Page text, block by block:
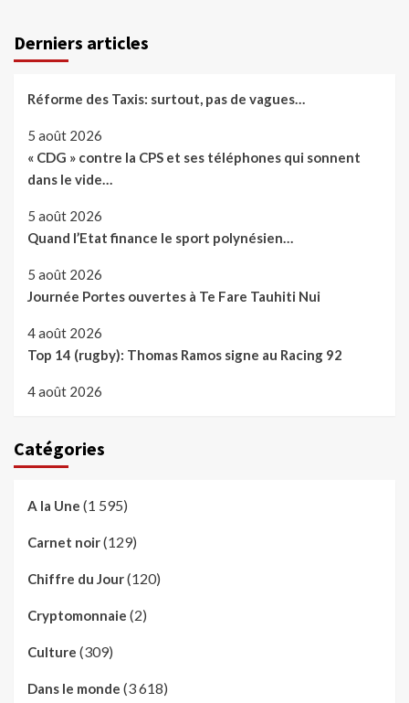
Derniers articles
Réforme des Taxis: surtout, pas de vagues…
5 août 2026
« CDG » contre la CPS et ses téléphones qui sonnent
dans le vide…
5 août 2026
Quand l’Etat finance le sport polynésien…
5 août 2026
Journée Portes ouvertes à Te Fare Tauhiti Nui
4 août 2026
Top 14 (rugby): Thomas Ramos signe au Racing 92
4 août 2026
Catégories
A la Une (1 595)
Carnet noir(129)
Chiffre du Jour(120)
Cryptomonnaie (2)
Culture (309)
Dans le monde (3 618)